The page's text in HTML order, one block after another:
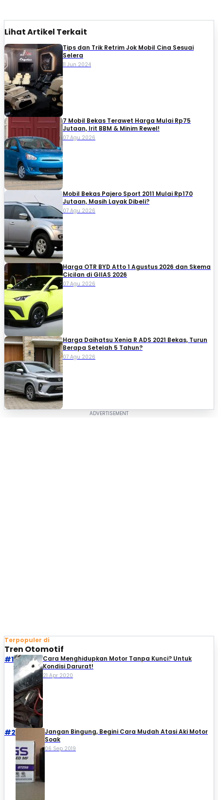
Lihat Artikel Terkait
Tips dan Trik Retrim Jok Mobil Cina Sesuai
Selera
11 Jun 2024
7 Mobil Bekas Terawet Harga Mulai Rp75
Jutaan, Irit BBM & Minim Rewel!
07 Agu 2026
Mobil Bekas Pajero Sport 2011 Mulai Rp170
Jutaan, Masih Layak Dibeli?
07 Agu 2026
Harga OTR BYD Atto 1 Agustus 2026 dan Skema
Cicilan di GIIAS 2026
07 Agu 2026
Harga Daihatsu Xenia R ADS 2021 Bekas, Turun
Berapa Setelah 5 Tahun?
07 Agu 2026
Terpopuler di
Tren Otomotif
#1
Cara Menghidupkan Motor Tanpa Kunci? Untuk
Kondisi Darurat!
21 Apr 2020
#2
Jangan Bingung, Begini Cara Mudah Atasi Aki Motor
Soak
06 Sep 2019